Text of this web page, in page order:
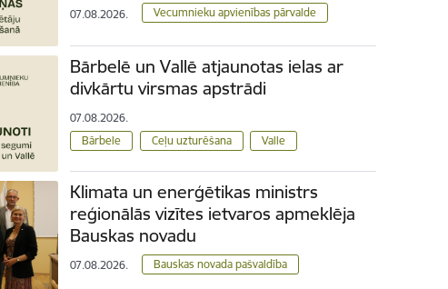
07.08.2026. Vecumnieku apvienības pārvalde
Bārbelē un Vallē atjaunotas ielas ar
divkārtu virsmas apstrādi
07.08.2026.
Bārbele
Ceļu uzturēšana Valle
Klimata un enerģētikas ministrs
reģionālās vizītes ietvaros apmeklēja
Bauskas novadu
07.08.2026. Bauskas novada pašvaldība